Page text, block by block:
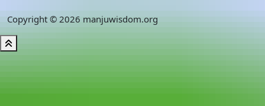
Copyright © 2026 manjuwisdom.org